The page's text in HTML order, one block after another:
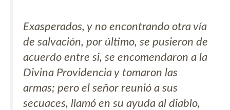
Exasperados, y no encontrando otra vía
de salvación, por último, se pusieron de
acuerdo entre si, se encomendaron a la
Divina Providencia y tomaron las
armas; pero el señor reunió a sus
secuaces, llamó en su ayuda al diablo,